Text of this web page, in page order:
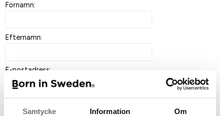
Samtycke Information Om
Förnamn:
Efternamn:
E-postadress: